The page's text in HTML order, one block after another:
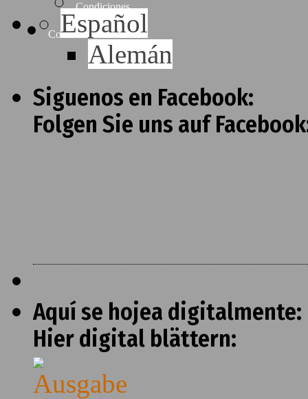
Condiciones
Contacto
Español
Alemán
Siguenos en Facebook:
Folgen Sie uns auf
Aquí se hojea digitalmente:
Hier digital blättern: